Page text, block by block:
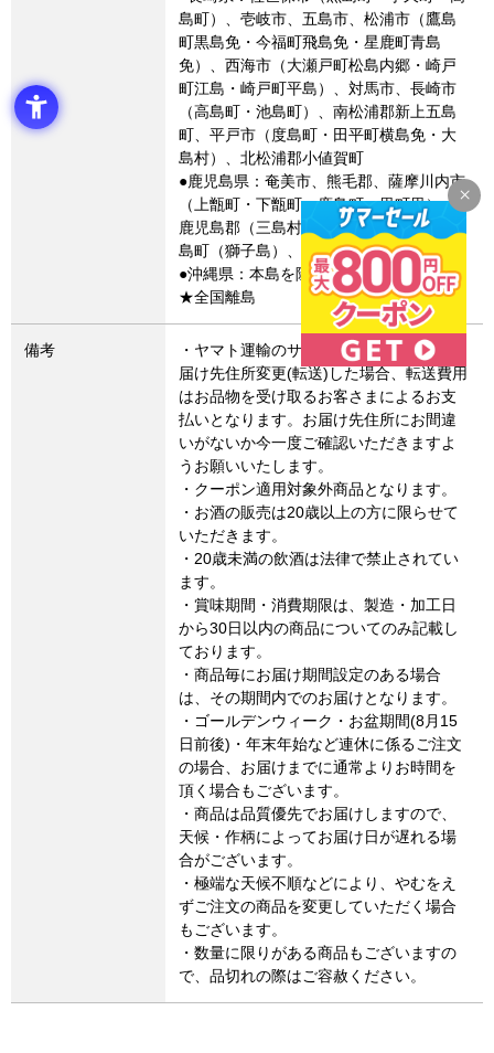
島町）、壱岐市、五島市、松浦市（鷹島
町黒島免・今福町飛島免・星鹿町青島
免）、西海市（大瀬戸町松島内郷・崎戸
町江島・崎戸町平島）、対馬市、長崎市
（高島町・池島町）、南松浦郡新上五島
町、平戸市（度島町・田平町横島免・大
島村）、北松浦郡小値賀町
●鹿児島県：奄美市、熊毛郡、薩摩川内市
（上甑町・下甑町・鹿島町・里町里）、
鹿児島郡（三島村・十島村）、出水郡長
島町（獅子島）、西之表市、大島郡
●沖縄県：本島を除く地域
★全国離島
備考
・ヤマト運輸のサービス変更により、お
届け先住所変更(転送)した場合、転送費用
はお品物を受け取るお客さまによるお支
払いとなります。お届け先住所にお間違
いがないか今一度ご確認いただきますよ
うお願いいたします。
・クーポン適用対象外商品となります。
・お酒の販売は20歳以上の方に限らせて
いただきます。
・20歳未満の飲酒は法律で禁止されてい
ます。
・賞味期間・消費期限は、製造・加工日
から30日以内の商品についてのみ記載し
ております。
・商品毎にお届け期間設定のある場合
は、その期間内でのお届けとなります。
・ゴールデンウィーク・お盆期間(8月15
日前後)・年末年始など連休に係るご注文
の場合、お届けまでに通常よりお時間を
頂く場合もございます。
・商品は品質優先でお届けしますので、
天候・作柄によってお届け日が遅れる場
合がございます。
・極端な天候不順などにより、やむをえ
ずご注文の商品を変更していただく場合
もございます。
・数量に限りがある商品もございますの
で、品切れの際はご容赦ください。